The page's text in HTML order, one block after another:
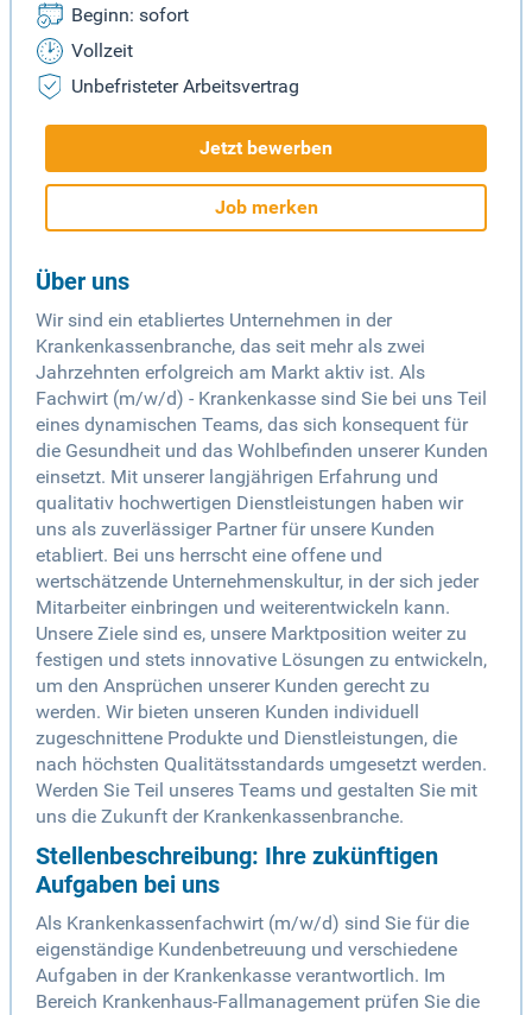
Beginn: sofort
Vollzeit
Unbefristeter Arbeitsvertrag
Jetzt bewerben
Job merken
Über uns
Wir sind ein etabliertes Unternehmen in der
Krankenkassenbranche, das seit mehr als zwei
Jahrzehnten erfolgreich am Markt aktiv ist. Als
Fachwirt (m/w/d) - Krankenkasse sind Sie bei uns Teil
eines dynamischen Teams, das sich konsequent für
die Gesundheit und das Wohlbefinden unserer Kunden
einsetzt. Mit unserer langjährigen Erfahrung und
qualitativ hochwertigen Dienstleistungen haben wir
uns als zuverlässiger Partner für unsere Kunden
etabliert. Bei uns herrscht eine offene und
wertschätzende Unternehmenskultur, in der sich jeder
Mitarbeiter einbringen und weiterentwickeln kann.
Unsere Ziele sind es, unsere Marktposition weiter zu
festigen und stets innovative Lösungen zu entwickeln,
um den Ansprüchen unserer Kunden gerecht zu
werden. Wir bieten unseren Kunden individuell
zugeschnittene Produkte und Dienstleistungen, die
nach höchsten Qualitätsstandards umgesetzt werden.
Werden Sie Teil unseres Teams und gestalten Sie mit
uns die Zukunft der Krankenkassenbranche.
Stellenbeschreibung: Ihre zukünftigen
Aufgaben bei uns
Als Krankenkassenfachwirt (m/w/d) sind Sie für die
eigenständige Kundenbetreuung und verschiedene
Aufgaben in der Krankenkasse verantwortlich. Im
Bereich Krankenhaus-Fallmanagement prüfen Sie die